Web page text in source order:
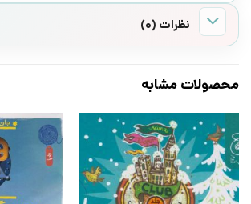
نظرات (0)
محصولات مشابه